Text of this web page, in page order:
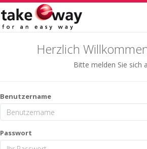
Herzlich
Bitte melden Sie sich
Benutzername
Passwort